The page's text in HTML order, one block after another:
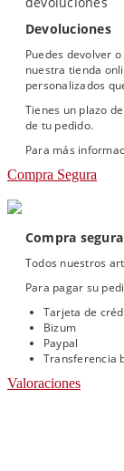
Devoluciones
Puedes devolver
nuestra tienda
personalizados
Tienes un plazo de
de tu pedido.
Para más
Compra Segura
Compra segura
Todos nuestros
Para pagar su
Tarjeta de
Bizum
Paypal
Transferencia
Valoraciones